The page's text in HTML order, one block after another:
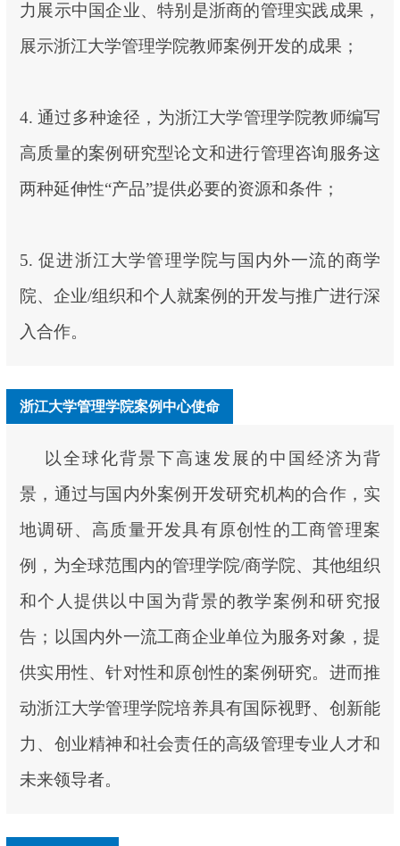
力展示中国企业、特别是浙商的管理实践成果，
展示浙江大学管理学院教师案例开发的成果；
4. 通过多种途径，为浙江大学管理学院教师编写
高质量的案例研究型论文和进行管理咨询服务这
两种延伸性“产品”提供必要的资源和条件；
5. 促进浙江大学管理学院与国内外一流的商学
院、企业/组织和个人就案例的开发与推广进行深
入合作。
浙江大学管理学院案例中心使命
以全球化背景下高速发展的中国经济为背
景，通过与国内外案例开发研究机构的合作，实
地调研、高质量开发具有原创性的工商管理案
例，为全球范围内的管理学院/商学院、其他组织
和个人提供以中国为背景的教学案例和研究报
告；以国内外一流工商企业单位为服务对象，提
供实用性、针对性和原创性的案例研究。进而推
动浙江大学管理学院培养具有国际视野、创新能
力、创业精神和社会责任的高级管理专业人才和
未来领导者。